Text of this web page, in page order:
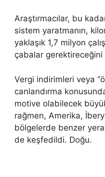
Araştırmacılar, bu
sistem yaratmanın,
yaklaşık 1,7 milyon
çabalar gerektireceğini
Vergi indirimleri veya
canlandırma
motive olabilecek
rağmen, Amerika,
bölgelerde benzer
de keşfedildi. Doğu.